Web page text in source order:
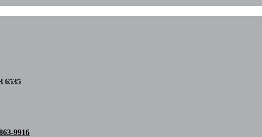
6535
9916